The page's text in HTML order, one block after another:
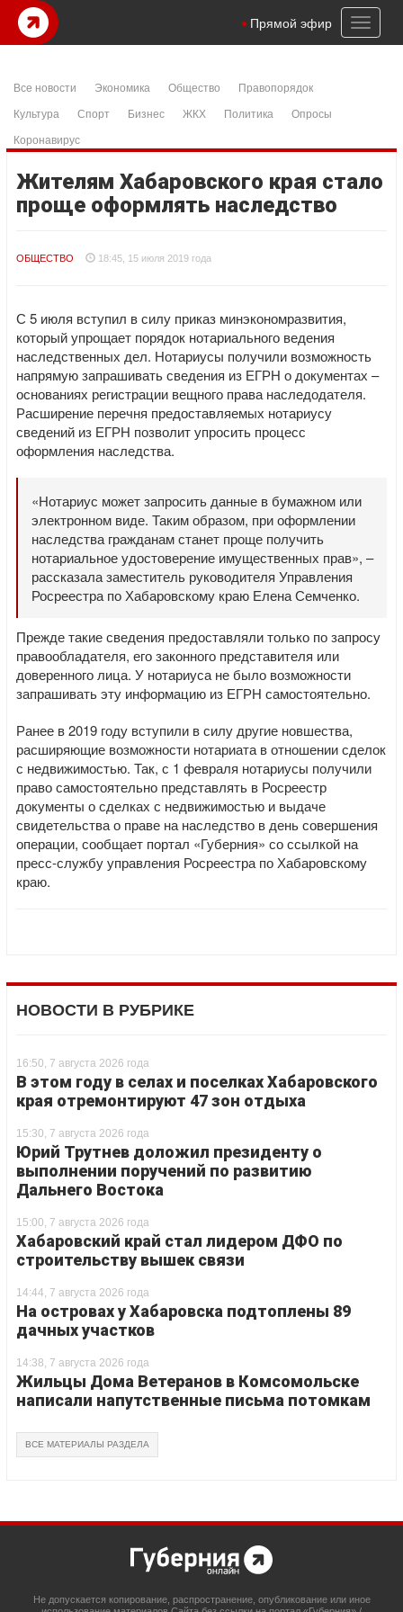
Toggle
Прямой эфир
Все новости Экономика Общество
Правопорядок
Культура
Спорт Бизнес ЖКХ Политика
Опросы
Коронавирус
Жителям Хабаровского края стало
проще оформлять наследство
ОБЩЕСТВО 18:45, 15 июля 2019 года
С 5 июля вступил в силу приказ минэкономразвития,
который упрощает порядок нотариального ведения
наследственных дел. Нотариусы получили возможность
напрямую запрашивать сведения из ЕГРН о документах –
основаниях регистрации вещного права наследодателя.
Расширение перечня предоставляемых нотариусу
сведений из ЕГРН позволит упросить процесс
оформления наследства.
«Нотариус может запросить данные в бумажном или
электронном виде. Таким образом, при оформлении
наследства гражданам станет проще получить
нотариальное удостоверение имущественных прав», –
рассказала заместитель руководителя Управления
Росреестра по Хабаровскому краю Елена Семченко.
Прежде такие сведения предоставляли только по запросу
правообладателя, его законного представителя или
доверенного лица. У нотариуса не было возможности
запрашивать эту информацию из ЕГРН самостоятельно.
Ранее в 2019 году вступили в силу другие новшества,
расширяющие возможности нотариата в отношении сделок
с недвижимостью. Так, с 1 февраля нотариусы получили
право самостоятельно представлять в Росреестр
документы о сделках с недвижимостью и выдаче
свидетельства о праве на наследство в день совершения
операции, сообщает портал «Губерния» со ссылкой на
пресс-службу управления Росреестра по Хабаровскому
краю.
НОВОСТИ В РУБРИКЕ
16:50, 7 августа 2026 года
В этом году в селах и поселках Хабаровского
края отремонтируют 47 зон отдыха
15:30, 7 августа 2026 года
Юрий Трутнев доложил президенту о
выполнении поручений по развитию
Дальнего Востока
15:00, 7 августа 2026 года
Хабаровский край стал лидером ДФО по
строительству вышек связи
14:44, 7 августа 2026 года
На островах у Хабаровска подтоплены 89
дачных участков
14:38, 7 августа 2026 года
Жильцы Дома Ветеранов в Комсомольске
написали напутственные письма потомкам
ВСЕ МАТЕРИАЛЫ РАЗДЕЛА
Не допускается копирование, распространение, опубликование или иное